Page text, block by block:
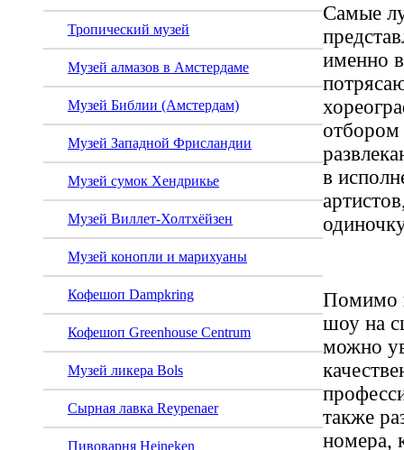
Тропический музей
Музей алмазов в Амстердаме
Музей Библии (Амстердам)
Музей Западной Фрисландии
Музей сумок Хендрикье
Музей Виллет-Холтхёйзен
Музей конопли и марихуаны
Кофешоп Dampkring
Кофешоп Greenhouse Centrum
Музей ликера Bols
Сырная лавка Reypenaer
Пивоварня Heineken
Самые
именно
отбором
в
Помимо
шоу на
можно
также
номера,